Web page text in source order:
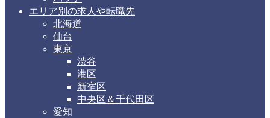
エリア別の求人や転職先
北海道
仙台
東京
渋谷
港区
新宿区
中央区＆千代田区
愛知